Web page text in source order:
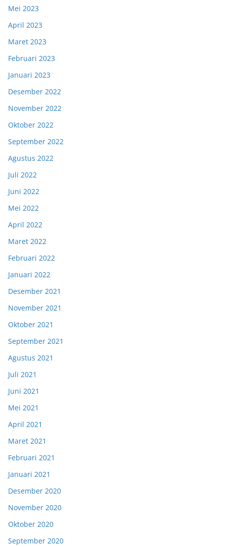
Mei 2023
April 2023
Maret 2023
Februari 2023
Januari 2023
Desember 2022
November 2022
Oktober 2022
September 2022
Agustus 2022
Juli 2022
Juni 2022
Mei 2022
April 2022
Maret 2022
Februari 2022
Januari 2022
Desember 2021
November 2021
Oktober 2021
September 2021
Agustus 2021
Juli 2021
Juni 2021
Mei 2021
April 2021
Maret 2021
Februari 2021
Januari 2021
Desember 2020
November 2020
Oktober 2020
September 2020